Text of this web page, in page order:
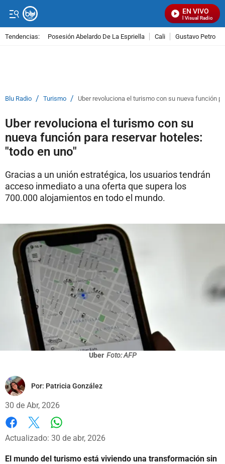
EN VIVO
Señal Visual Radio
Tendencias: Posesión Abelardo De La Espriella Cali Gustavo Petro
Blu Radio / Turismo / Uber revoluciona el turismo con su nueva función
Uber revoluciona el turismo con su
nueva función para reservar hoteles:
"todo en uno"
Gracias a un unión estratégica, los usuarios tendrán
acceso inmediato a una oferta que supera los
700.000 alojamientos en todo el mundo.
Uber Foto: AFP
Por: Patricia González
30 de Abr, 2026
Facebook
X
Actualizado: 30 de abr, 2026
El mundo del turismo está viviendo una transformación sin